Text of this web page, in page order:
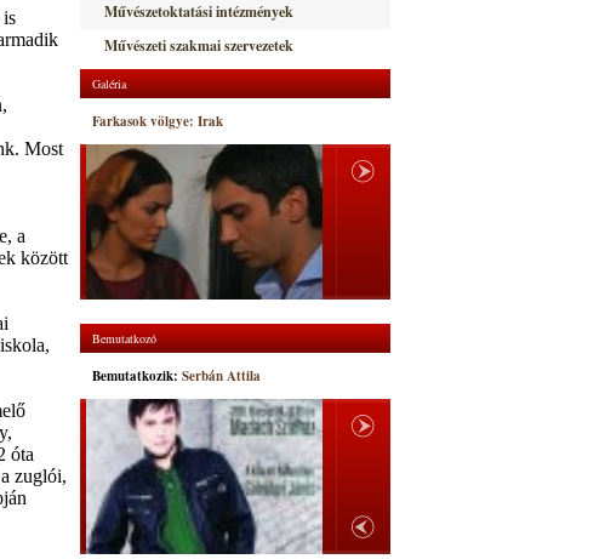
is
Most
a
között
óta
zuglói,
Művészetoktatási intézmények
Művészeti szakmai szervezetek
Galéria
Farkasok völgye: Irak
Bemutatkozó
Bemutatkozik: Serbán Attila